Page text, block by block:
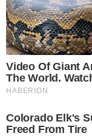
Video Of Giant
The World.
HABERION
Colorado Elk's
Freed From Tire